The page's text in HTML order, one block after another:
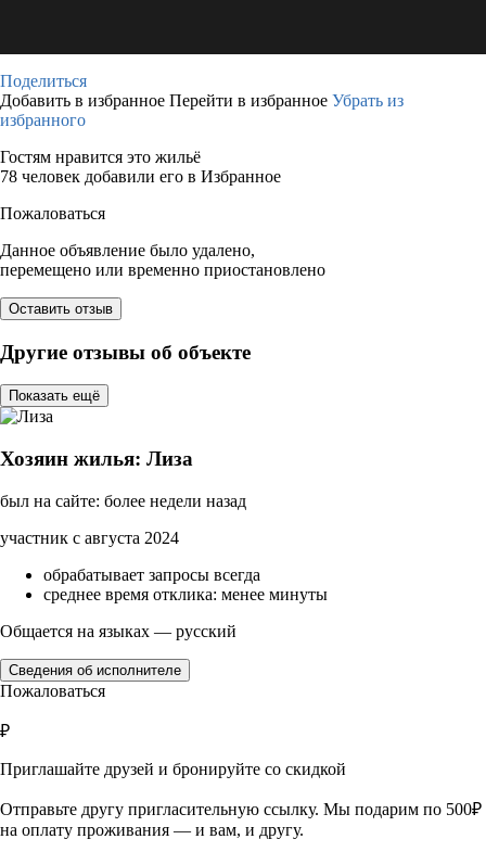
Поделиться
Добавить в избранное Перейти в избранное Убрать из
избранного
Гостям нравится это жильё
78 человек добавили его в Избранное
Пожаловаться
Данное объявление было удалено,
перемещено или временно приостановлено
Оставить отзыв
Другие отзывы об объекте
Показать ещё
Хозяин жилья: Лиза
был на сайте: более недели назад
участник с августа 2024
обрабатывает запросы всегда
среднее время отклика: менее минуты
Общается на языках — русский
Сведения об исполнителе
Пожаловаться
₽
Приглашайте друзей и бронируйте со скидкой
Отправьте другу пригласительную ссылку. Мы подарим по 500₽
на оплату проживания — и вам, и другу.